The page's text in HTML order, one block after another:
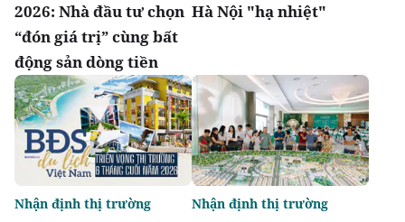
2026: Nhà đầu tư chọn
“đón giá trị” cùng bất
động sản dòng tiền
Hà Nội "hạ nhiệt"
Nhận định thị trường Nhận định thị trường